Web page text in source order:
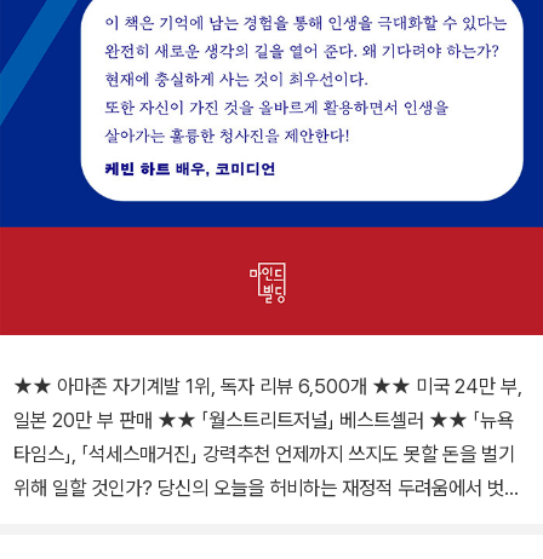
★★ 아마존 자기계발 1위, 독자 리뷰 6,500개 ★★ 미국 24만 부,
일본 20만 부 판매 ★★ 「월스트리트저널」 베스트셀러 ★★ 「뉴욕
타임스」, 「석세스매거진」 강력추천 언제까지 쓰지도 못할 돈을 벌기
위해 일할 것인가? 당신의 오늘을 허비하는 재정적 두려움에서 벗어